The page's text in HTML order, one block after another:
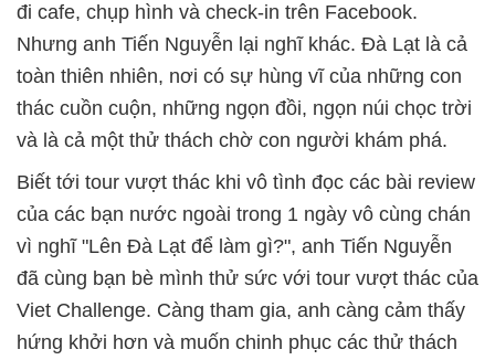
đi cafe, chụp hình và check-in trên Facebook.
Nhưng anh Tiến Nguyễn lại nghĩ khác. Đà Lạt là cả
toàn thiên nhiên, nơi có sự hùng vĩ của những con
thác cuồn cuộn, những ngọn đồi, ngọn núi chọc trời
và là cả một thử thách chờ con người khám phá.
Biết tới tour vượt thác khi vô tình đọc các bài review
của các bạn nước ngoài trong 1 ngày vô cùng chán
vì nghĩ "Lên Đà Lạt để làm gì?", anh Tiến Nguyễn
đã cùng bạn bè mình thử sức với tour vượt thác của
Viet Challenge. Càng tham gia, anh càng cảm thấy
hứng khởi hơn và muốn chinh phục các thử thách